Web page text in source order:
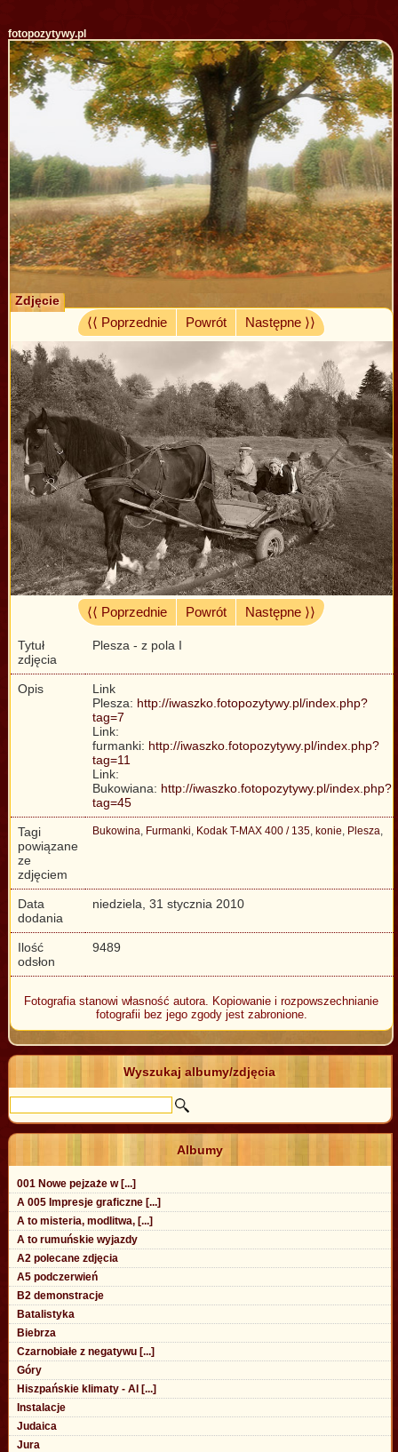
fotopozytywy.pl
Zdjęcie
⟨⟨ Poprzednie
Powrót Następne ⟩⟩
⟨⟨ Poprzednie Powrót Następne ⟩⟩
Tytuł
zdjęcia
Plesza - z pola I
Opis
Link
Plesza: http://iwaszko.fotopozytywy.pl/index.php?
tag=7
Link:
furmanki: http://iwaszko.fotopozytywy.pl/index.php?
tag=11
Link:
Bukowiana: http://iwaszko.fotopozytywy.pl/index.php?
tag=45
Tagi
powiązane
ze
zdjęciem
Bukowina, Furmanki, Kodak T-MAX 400 / 135, konie, Plesza,
Data
dodania
niedziela, 31 stycznia 2010
Ilość
odsłon
9489
Fotografia stanowi własność autora. Kopiowanie i rozpowszechnianie
fotografii bez jego zgody jest zabronione.
Wyszukaj albumy/zdjęcia
Albumy
001 Nowe pejzaże w [...]
A 005 Impresje graficzne [...]
A to misteria, modlitwa, [...]
A to rumuńskie wyjazdy
A2 polecane zdjęcia
A5 podczerwień
B2 demonstracje
Batalistyka
Biebrza
Czarnobiałe z negatywu [...]
Góry
Hiszpańskie klimaty - Al [...]
Instalacje
Judaica
Jura